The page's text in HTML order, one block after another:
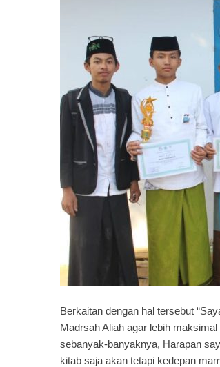
Berkaitan dengan hal tersebut
Madrsah Aliah agar lebih
sebanyak-banyaknya, Harapan
kitab saja akan tetapi kedepan